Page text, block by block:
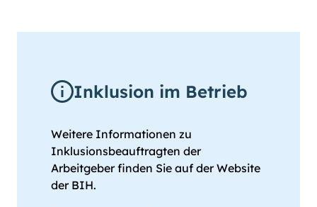
Inklusion im Betrieb
Weitere Informationen zu
Inklusionsbeauftragten der
Arbeitgeber finden Sie auf der Website
der BIH.